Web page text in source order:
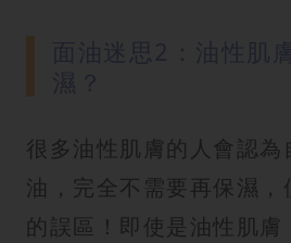
很多油性肌膚的人會認為
油，完全不需要再保濕，
的誤區！即使是油性肌膚